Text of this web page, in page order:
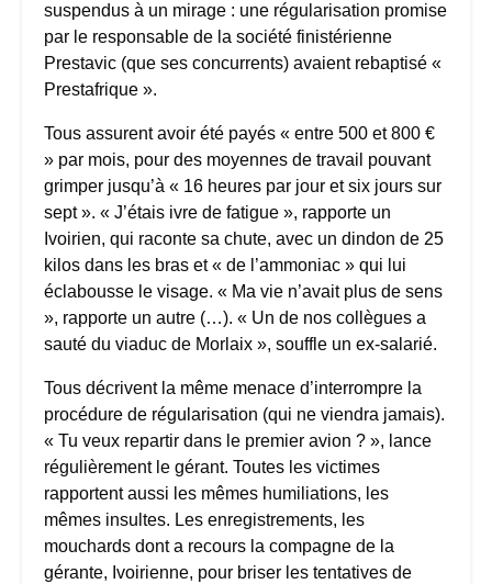
suspendus à un mirage : une régularisation promise
par le responsable de la société finistérienne
Prestavic (que ses concurrents) avaient rebaptisé «
Prestafrique ».
Tous assurent avoir été payés « entre 500 et 800 €
» par mois, pour des moyennes de travail pouvant
grimper jusqu’à « 16 heures par jour et six jours sur
sept ». « J’étais ivre de fatigue », rapporte un
Ivoirien, qui raconte sa chute, avec un dindon de 25
kilos dans les bras et « de l’ammoniac » qui lui
éclabousse le visage. « Ma vie n’avait plus de sens
», rapporte un autre (…). « Un de nos collègues a
sauté du viaduc de Morlaix », souffle un ex-salarié.
Tous décrivent la même menace d’interrompre la
procédure de régularisation (qui ne viendra jamais).
« Tu veux repartir dans le premier avion ? », lance
régulièrement le gérant. Toutes les victimes
rapportent aussi les mêmes humiliations, les
mêmes insultes. Les enregistrements, les
mouchards dont a recours la compagne de la
gérante, Ivoirienne, pour briser les tentatives de